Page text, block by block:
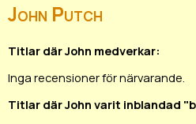
John Putch
Titlar där John medverkar:
Inga recensioner för närvarande.
Titlar där John varit inblandad